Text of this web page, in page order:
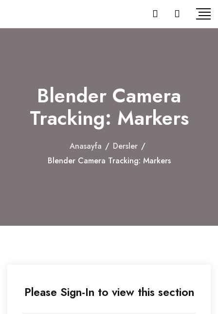
Blender Camera
Tracking: Markers
Anasayfa / Dersler /
Blender Camera Tracking: Markers
Please Sign-In to view this section